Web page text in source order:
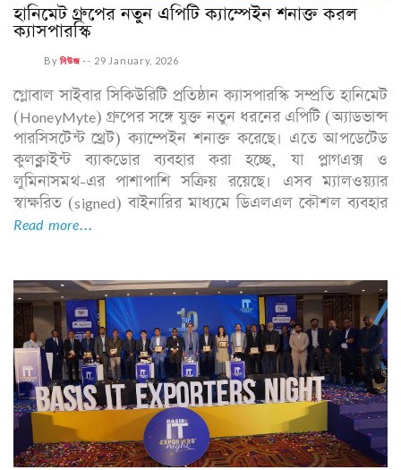
হানিমেট গ্রুপের নতুন এপিটি ক্যাম্পেইন শনাক্ত করল
ক্যাসপারস্কি
Byনিউজ -- 29 January, 2026
গ্লোবাল সাইবার সিকিউরিটি প্রতিষ্ঠান ক্যাসপারস্কি সম্প্রতি হানিমেট
(HoneyMyte) গ্রুপের সঙ্গে যুক্ত নতুন ধরনের এপিটি (অ্যাডভান্স
পারসিসটেন্ট থ্রেট) ক্যাম্পেইন শনাক্ত করেছে। এতে আপডেটেড
কুলক্লাইন্ট ব্যাকডোর ব্যবহার করা হচ্ছে, যা প্লাগএক্স ও
লুমিনাসমথ-এর পাশাপাশি সক্রিয় রয়েছে। এসব ম্যালওয়্যার
স্বাক্ষরিত (signed) বাইনারির মাধ্যমে ডিএলএল কৌশল ব্যবহার
Read more...